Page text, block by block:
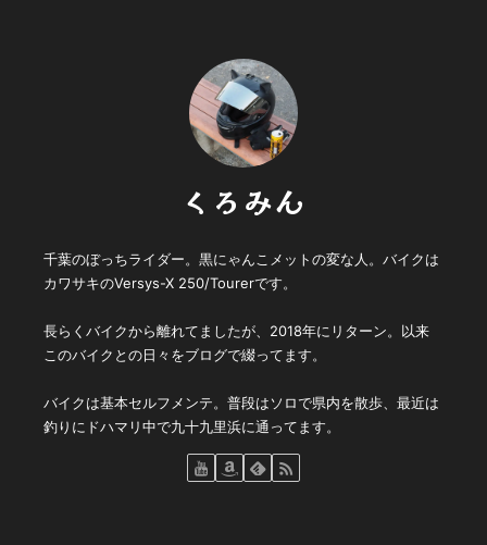
くろみん
千葉のぼっちライダー。黒にゃんこメットの変な人。バイクは
カワサキのVersys-X 250/Tourerです。
長らくバイクから離れてましたが、2018年にリターン。以来
このバイクとの日々をブログで綴ってます。
バイクは基本セルフメンテ。普段はソロで県内を散歩、最近は
釣りにドハマリ中で九十九里浜に通ってます。